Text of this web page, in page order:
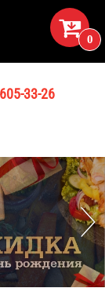
 0
33-26